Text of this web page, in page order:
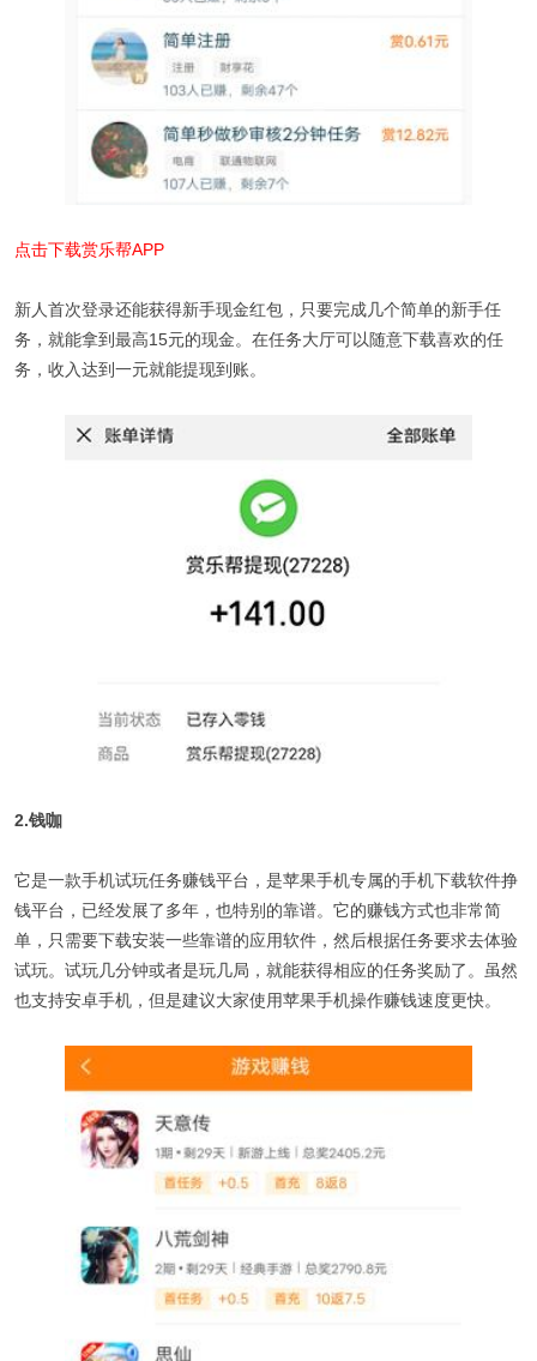
点击下载赏乐帮APP
新人首次登录还能获得新手现金红包，只要完成几个简单的新手任
务，就能拿到最高15元的现金。在任务大厅可以随意下载喜欢的任
务，收入达到一元就能提现到账。
2.钱咖
它是一款手机试玩任务赚钱平台，是苹果手机专属的手机下载软件挣
钱平台，已经发展了多年，也特别的靠谱。它的赚钱方式也非常简
单，只需要下载安装一些靠谱的应用软件，然后根据任务要求去体验
试玩。试玩几分钟或者是玩几局，就能获得相应的任务奖励了。虽然
也支持安卓手机，但是建议大家使用苹果手机操作赚钱速度更快。